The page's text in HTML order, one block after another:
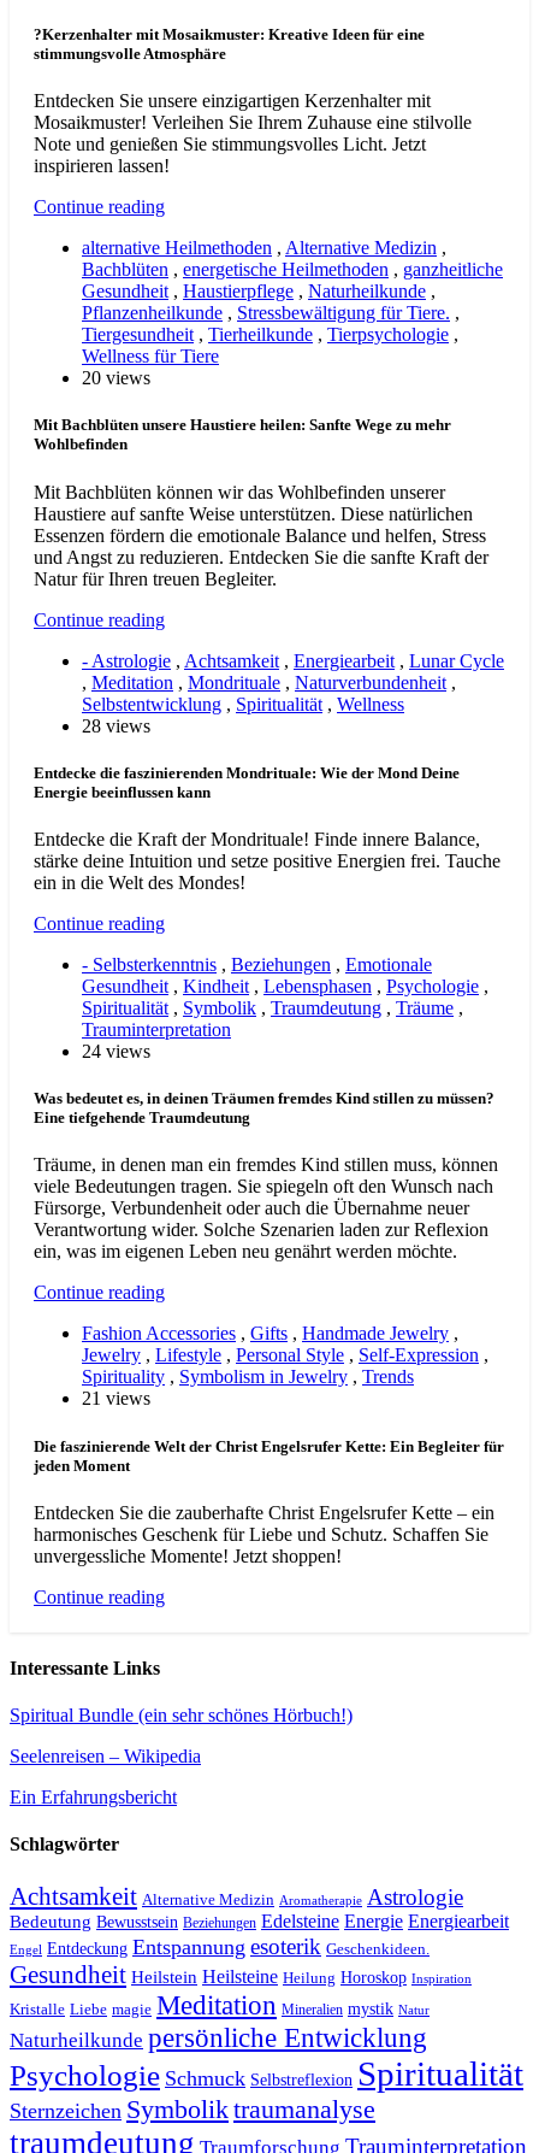
?Kerzenhalter mit Mosaikmuster: Kreative Ideen für eine
stimmungsvolle Atmosphäre
Entdecken Sie unsere einzigartigen Kerzenhalter mit
Mosaikmuster! Verleihen Sie Ihrem Zuhause eine stilvolle
Note und genießen Sie stimmungsvolles Licht. Jetzt
inspirieren lassen!
Continue reading
alternative Heilmethoden , Alternative Medizin ,
Bachblüten , energetische Heilmethoden , ganzheitliche
Gesundheit , Haustierpflege , Naturheilkunde ,
Pflanzenheilkunde , Stressbewältigung für Tiere. ,
Tiergesundheit , Tierheilkunde , Tierpsychologie ,
Wellness für Tiere
20 views
Mit Bachblüten unsere Haustiere heilen: Sanfte Wege zu mehr
Wohlbefinden
Mit Bachblüten können wir das Wohlbefinden unserer
Haustiere auf sanfte Weise unterstützen. Diese natürlichen
Essenzen fördern die emotionale Balance und helfen, Stress
und Angst zu reduzieren. Entdecken Sie die sanfte Kraft der
Natur für Ihren treuen Begleiter.
Continue reading
- Astrologie , Achtsamkeit , Energiearbeit , Lunar Cycle
, Meditation , Mondrituale , Naturverbundenheit ,
Selbstentwicklung , Spiritualität , Wellness
28 views
Entdecke die faszinierenden Mondrituale: Wie der Mond Deine
Energie beeinflussen kann
Entdecke die Kraft der Mondrituale! Finde innere Balance,
stärke deine Intuition und setze positive Energien frei. Tauche
ein in die Welt des Mondes!
Continue reading
- Selbsterkenntnis , Beziehungen , Emotionale
Gesundheit , Kindheit , Lebensphasen , Psychologie ,
Spiritualität , Symbolik , Traumdeutung , Träume ,
Trauminterpretation
24 views
Was bedeutet es, in deinen Träumen fremdes Kind stillen zu müssen?
Eine tiefgehende Traumdeutung
Träume, in denen man ein fremdes Kind stillen muss, können
viele Bedeutungen tragen. Sie spiegeln oft den Wunsch nach
Fürsorge, Verbundenheit oder auch die Übernahme neuer
Verantwortung wider. Solche Szenarien laden zur Reflexion
ein, was im eigenen Leben neu genährt werden möchte.
Continue reading
Fashion Accessories , Gifts , Handmade Jewelry ,
Jewelry , Lifestyle , Personal Style , Self-Expression ,
Spirituality , Symbolism in Jewelry , Trends
21 views
Die faszinierende Welt der Christ Engelsrufer Kette: Ein Begleiter für
jeden Moment
Entdecken Sie die zauberhafte Christ Engelsrufer Kette – ein
harmonisches Geschenk für Liebe und Schutz. Schaffen Sie
unvergessliche Momente! Jetzt shoppen!
Continue reading
Interessante Links
Spiritual Bundle (ein sehr schönes Hörbuch!)
Seelenreisen – Wikipedia
Ein Erfahrungsbericht
Schlagwörter
Achtsamkeit Alternative Medizin Aromatherapie Astrologie
Bedeutung Bewusstsein Beziehungen Edelsteine Energie Energiearbeit
Engel Entdeckung Entspannung esoterik Geschenkideen.
Gesundheit Heilstein Heilsteine Heilung Horoskop Inspiration
Kristalle Liebe magie Meditation Mineralien mystik Natur
Naturheilkunde persönliche Entwicklung
Psychologie Schmuck Selbstreflexion Spiritualität
Sternzeichen Symboliktraumanalyse
traumdeutung Traumforschung Trauminterpretation